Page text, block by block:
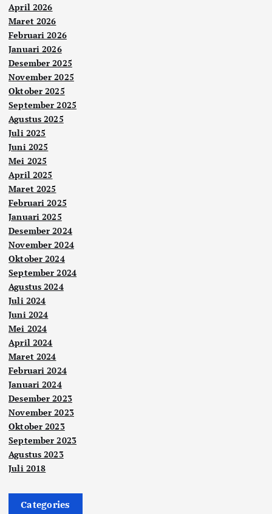
April 2026
Maret 2026
Februari 2026
Januari 2026
Desember 2025
November 2025
Oktober 2025
September 2025
Agustus 2025
Juli 2025
Juni 2025
Mei 2025
April 2025
Maret 2025
Februari 2025
Januari 2025
Desember 2024
November 2024
Oktober 2024
September 2024
Agustus 2024
Juli 2024
Juni 2024
Mei 2024
April 2024
Maret 2024
Februari 2024
Januari 2024
Desember 2023
November 2023
Oktober 2023
September 2023
Agustus 2023
Juli 2018
Categories